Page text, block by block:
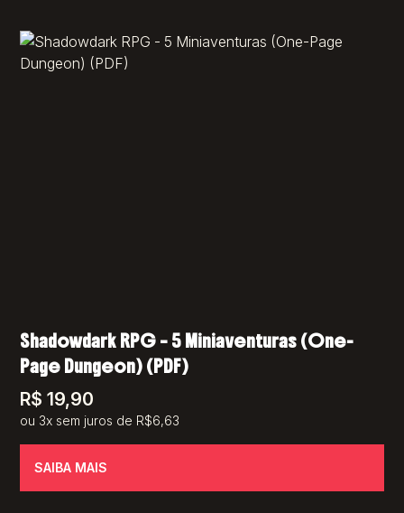
Shadowdark RPG – 5 Miniaventuras (One-
Page Dungeon) (PDF)
R$ 19,90
ou 3x sem juros de R$6,63
SAIBA MAIS